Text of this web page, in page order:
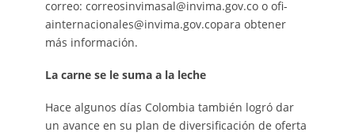
correo: correosinvimasal@invima.gov.co o ofi-
ainternacionales@invima.gov.copara obtener
más información.
La carne se le suma a la leche
Hace algunos días Colombia también logró dar
un avance en su plan de diversificación de oferta